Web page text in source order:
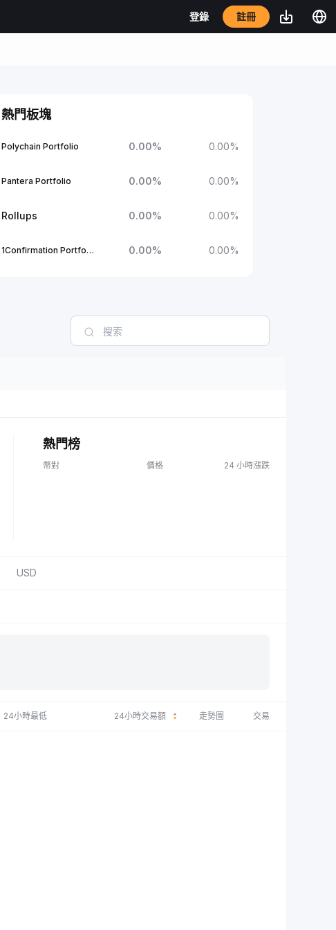
登錄 註冊
熱門板塊
Polychain Portfolio 0.00% 0.00%
Pantera Portfolio 0.00% 0.00%
Rollups 0.00% 0.00%
1Confirmation Portfolio 0.00% 0.00%
熱門榜
幣對 價格 24 小時漲跌
USD
24小時最低 24小時交易額 走勢圖 交易